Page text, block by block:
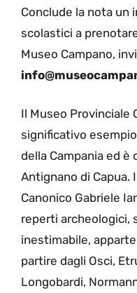
Conclude la nota un
scolastici a
Museo Campano,
Il Museo Provinciale
significativo
della Campania ed è
Antignano di Capua.
Canonico Gabriele
reperti archeologici,
inestimabile,
partire dagli Osci,
Longobardi,